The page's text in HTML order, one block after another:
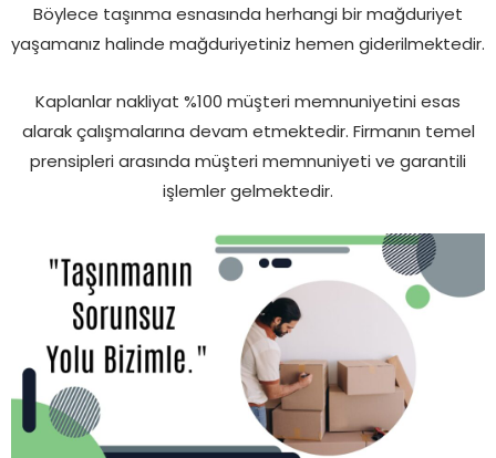
Böylece taşınma esnasında herhangi bir mağduriyet
yaşamanız halinde mağduriyetiniz hemen giderilmektedir.
Kaplanlar nakliyat %100 müşteri memnuniyetini esas
alarak çalışmalarına devam etmektedir. Firmanın temel
prensipleri arasında müşteri memnuniyeti ve garantili
işlemler gelmektedir.